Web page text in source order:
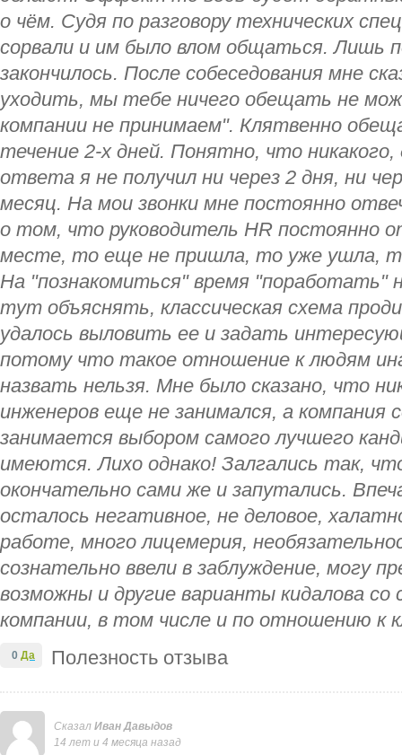
о чём. Судя по разговору технических
сорвали и им было влом общаться. Лишь
закончилось. После собеседования мне
уходить, мы тебе ничего обещать не
компании не принимаем". Клятвенно
течение 2-х дней. Понятно, что
ответа я не получил ни через 2 дня, ни
месяц. На мои звонки мне постоянно
о том, что руководитель HR постоянно
месте, то еще не пришла, то уже ушла,
На "познакомиться" время "поработать"
тут объяснять, классическая схема
удалось выловить ее и задать
потому что такое отношение к людям
назвать нельзя. Мне было сказано, что
инженеров еще не занимался, а компания
занимается выбором самого лучшего
имеются. Лихо однако! Залгались так,
окончательно сами же и запутались.
осталось негативное, не деловое,
работе, много лицемерия,
сознательно ввели в заблуждение, могу
возможны и другие варианты кидалова со
компании, в том числе и по отношению к
Полезность отзыва
0 Да
Сказал Иван Давыдов
14 лет и 4 месяца назад